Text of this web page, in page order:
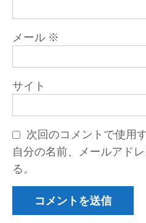
メール ※
サイト
次回のコメントで使用
自分の名前、メールアド
る。